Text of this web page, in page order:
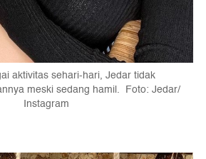
aktivitas sehari-hari, Jedar tidak
meski sedang hamil. Foto: Jedar/
Instagram